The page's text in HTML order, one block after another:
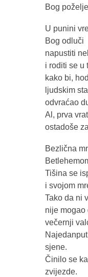
Bog
U punini
Bog odluči
napustiti
i roditi se u
kako bi,
ljudskim
odvraćao
Al, prva
ostadoše
Bezlična
Tišina se
i svojom
Tako da ni
nije mogao
večernji
sjene.
Činilo se
zvijezde.